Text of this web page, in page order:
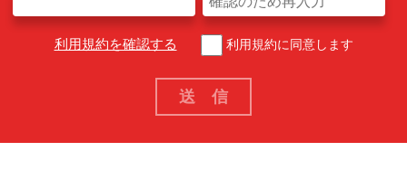
利用規約を確認する 利用規約に同意します